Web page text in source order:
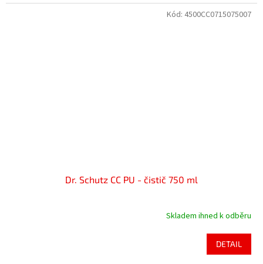
Dr. Schutz CC PU - čistič 750 ml
Skladem ihned k odběru
DETAIL
Kód: 4500CC0715075007